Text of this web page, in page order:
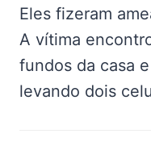
Eles fizeram
A vítima
fundos da casa
levando dois